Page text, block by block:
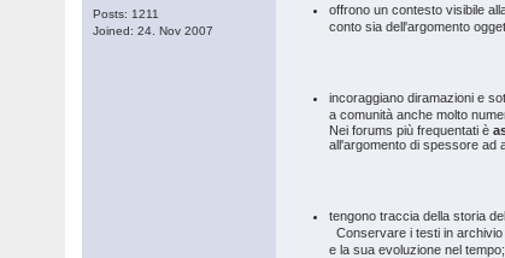
Posts: 1211
Joined: 24. Nov 2007
offrono un contesto visibile
conto sia dell'argomento
incoraggiano diramazioni e
a comunità anche molto
Nei forums più frequentati è
all'argomento di spessore ad
tengono traccia della storia
Conservare i testi in
e la sua evoluzione nel